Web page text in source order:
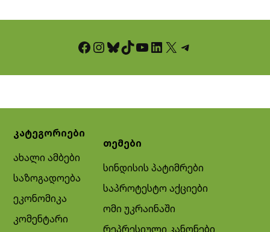
Facebook InstagramBluesky TikTok YouTube LinkedIn X Telegram
კატეგორიები
ახალი ამბები
საზოგადოება
ეკონომიკა
კომენტარი
თემები
სინდისის პატიმრები
საპროტესტო აქციები
ომი უკრაინაში
რეპრესიული კანონები